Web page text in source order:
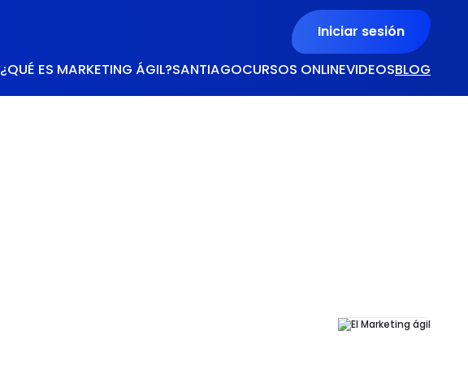
Iniciar sesión
¿QUÉ ES MARKETING ÁGIL?SANTIAGOCURSOS ONLINEVIDEOSBLOG